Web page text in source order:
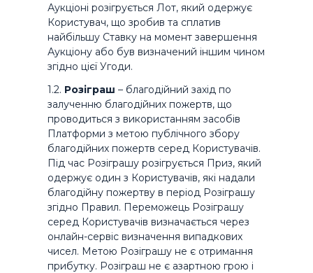
Аукціоні розігрується Лот, який одержує
Користувач, що зробив та сплатив
найбільшу Ставку на момент завершення
Аукціону або був визначений іншим чином
згідно цієї Угоди.
1.2. Розіграш – благодійний захід по
залученню благодійних пожертв, що
проводиться з використанням засобів
Платформи з метою публічного збору
благодійних пожертв серед Користувачів.
Під час Розіграшу розігрується Приз, який
одержує один з Користувачів, які надали
благодійну пожертву в період Розіграшу
згідно Правил. Переможець Розіграшу
серед Користувачів визначається через
онлайн-сервіс визначення випадкових
чисел. Метою Розіграшу не є отримання
прибутку. Розіграш не є азартною грою і